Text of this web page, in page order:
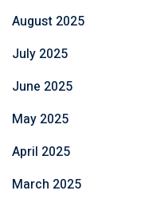
August 2025
July 2025
June 2025
May 2025
April 2025
March 2025